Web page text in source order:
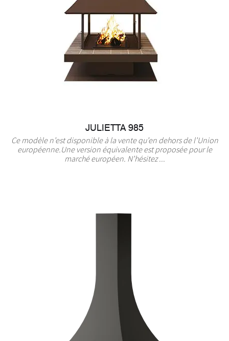
JULIETTA 985
Ce modèle n’est disponible à la vente qu’en dehors de l’Union
européenne.Une version équivalente est proposée pour le
marché européen. N’hésitez ...